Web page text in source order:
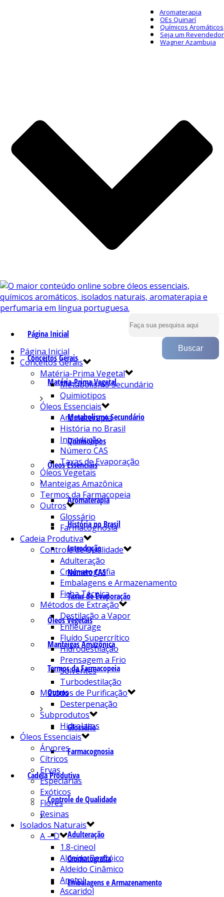
Aromaterapia
OEs Quinarí
Químicos Aromáticos
Seja um Revendedor
Wagner Azambuja
Página Inicial
Conceitos Gerais
Matéria-Prima Vegetal
Metabolismo Secundário
Quimiotipos
Óleos Essenciais
Aromaterapia
História no Brasil
Introdução
Número CAS
Taxas de Evaporação
Óleos Vegetais
Manteigas Amazônica
Termos da Farmacopeia
Outros
Glossário
Farmacognosia
Cadeia Produtiva
Controle de Qualidade
Adulteração
Cromatografia
Embalagens e Armazenamento
Página Inicial
Conceitos Gerais
Matéria-Prima Vegetal
Metabolismo Secundário
Quimiotipos
Óleos Essenciais
Aromaterapia
História no Brasil
Introdução
Número CAS
Taxas de Evaporação
Óleos Vegetais
Manteigas Amazônica
Termos da Farmacopeia
Outros
Glossário
Farmacognosia
Cadeia Produtiva
Controle de Qualidade
Adulteração
Cromatografia
Embalagens e Armazenamento
Ficha Técnica
Métodos de Extração
Destilação a Vapor
Enfleurage
Fluído Supercrítico
Hidrodestilação
Prensagem a Frio
Solventes
Turbodestilação
Métodos de Purificação
Desterpenação
Subprodutos
Hidrolatos
Óleos Essenciais
Árvores
Cítricos
Ervas
Especiarias
Exóticos
Flores
Resinas
Isolados Naturais
A – D
1.8-cineol
Aldeído Benzóico
Aldeído Cinâmico
Anetol
Ascaridol